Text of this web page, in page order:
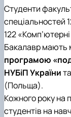
Студенти
спеціальностей
122
Бакалавр мають
програмою
НУБіП Українита
(Польща).
Кожного рокуна
студентів на